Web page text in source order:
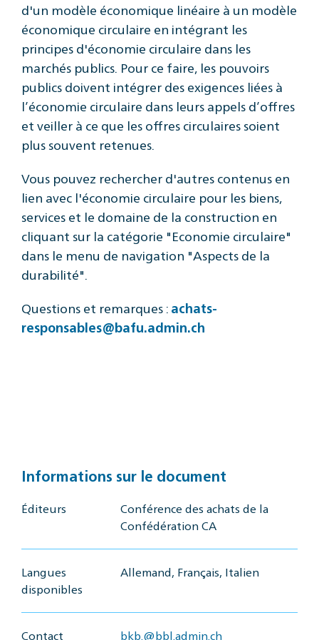
d'un modèle économique linéaire à un modèle
économique circulaire en intégrant les
principes d'économie circulaire dans les
marchés publics. Pour ce faire, les pouvoirs
publics doivent intégrer des exigences liées à
l’économie circulaire dans leurs appels d’offres
et veiller à ce que les offres circulaires soient
plus souvent retenues.
Vous pouvez rechercher d'autres contenus en
lien avec l'économie circulaire pour les biens,
services et le domaine de la construction en
cliquant sur la catégorie "Economie circulaire"
dans le menu de navigation "Aspects de la
durabilité".
Questions et remarques : achats-
responsables@bafu.admin.ch
Informations sur le document
Éditeurs
Conférence des achats de la
Confédération CA
Langues
disponibles
Allemand, Français, Italien
Contact bkb.@bbl.admin.ch